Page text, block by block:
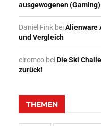
ausgewogenen
Daniel Fink beiAlienware
und Vergleich
elromeo beiDie Ski
zurück!
THEMEN